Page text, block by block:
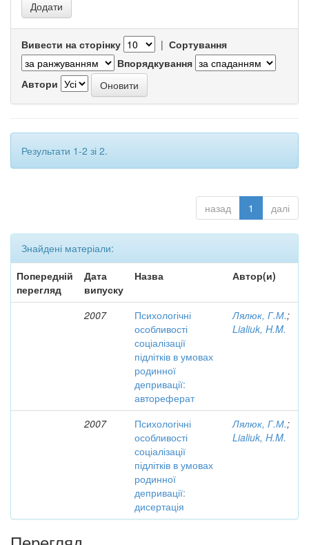
Вивести на сторінку | Сортування
Впорядкування
Автори
Результати 1-2 зі 2.
назад 1 далі
Знайдені матеріали:
Попередній
перегляд
Дата
випуску
Назва Автор(и)
2007
Психологічні
особливості
соціалізації
підлітків в умовах
родинної
депривації:
автореферат
Лялюк, Г.М.;
Lialiuk, H.M.
2007
Психологічні
особливості
соціалізації
підлітків в умовах
родинної
депривації:
дисертація
Лялюк, Г.М.;
Lialiuk, H.M.